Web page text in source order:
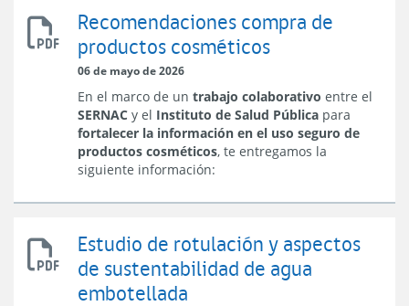
Recomendaciones
compra
de
cosméticos
Recomendaciones compra de
productos cosméticos
06 de mayo de 2026
En el marco de un trabajo colaborativo entre el
SERNAC y el Instituto de Salud Pública para
fortalecer la información en el uso seguro de
productos cosméticos, te entregamos la
siguiente información:
Estudio
de
Rotulación
Estudio de rotulación y aspectos
de sustentabilidad de agua
embotellada